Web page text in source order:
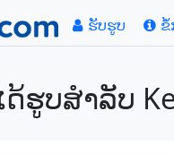
ຮັບຮູບ
ດ້ຮູບສໍາລັບ